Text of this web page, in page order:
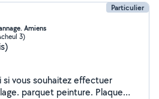
Particulier
Amiens
3)
vous souhaitez effectuer
parquet peinture. Plaque